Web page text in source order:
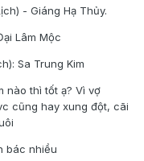
- Giáng Hạ Thủy.
Lâm Mộc
Sa Trung Kim
nào thì tốt ạ? Vì vợ
cũng hay xung đột, cãi
bác nhiều